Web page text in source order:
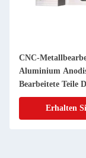
CNC-
Aluminium
Bearbeitete Teile
Teil
Erhalten